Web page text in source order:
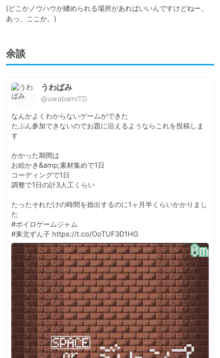
(どこかノウハウが纏められる場所があればいいんですけどねー。
あっ、ここか。)
余談
うわばみ
@uwabamiTD
なんかよくわからないゲームができた
たぶん参加できないのでお題に沿えるようならこれを投稿しま
す
かかった期間は
お絵かき&amp;素材集めで1日
コーディングで1日
調整で1日の計3人工くらい
たったそれだけの時間を捻出するのに1ヶ月半くらいかかりまし
た
#ボイロゲームジャム
#東北ずん子 https://t.co/OoTUF3D1HG